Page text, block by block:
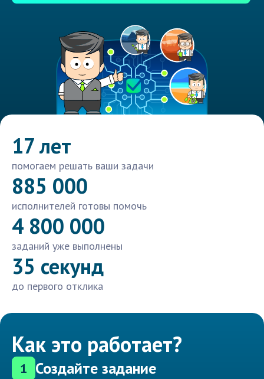
17 лет
помогаем решать ваши задачи
885 000
исполнителей готовы помочь
4 800 000
заданий уже выполнены
35 секунд
до первого отклика
Как это работает?
1 Создайте задание